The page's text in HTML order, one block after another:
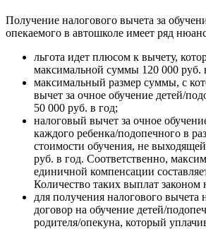
Получение налогового вычета за
опекаемого в автошколе имеет ряд
льгота идет плюсом к вычету,
максимальной суммы 120 000 руб.
максимальный размер суммы, с
вычет за очное обучение детей/
50 000 руб. в год;
налоговый вычет за очное
каждого ребенка/подопечного в
стоимости обучения, не
руб. в год. Соответственно,
единичной компенсации
Количество таких выплат законом
для получения налогового вычета
договор на обучение детей/
родителя/опекуна, который